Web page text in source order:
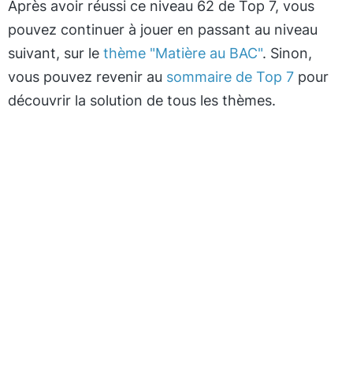
Après avoir réussi ce niveau 62 de Top 7, vous
pouvez continuer à jouer en passant au niveau
suivant, sur le thème "Matière au BAC". Sinon,
vous pouvez revenir au sommaire de Top 7 pour
découvrir la solution de tous les thèmes.